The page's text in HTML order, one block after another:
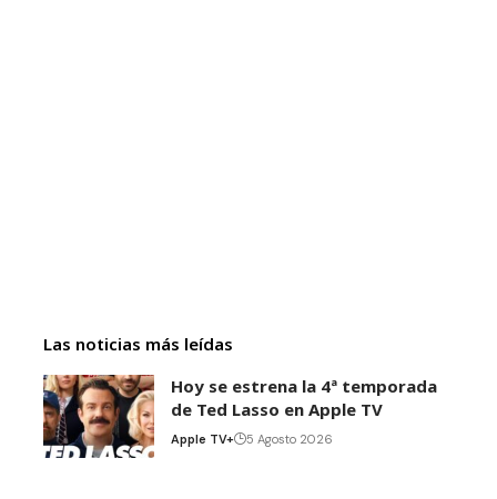
Las noticias más leídas
Hoy se estrena la 4ª temporada
de Ted Lasso en Apple TV
Apple TV+ 5 Agosto 2026